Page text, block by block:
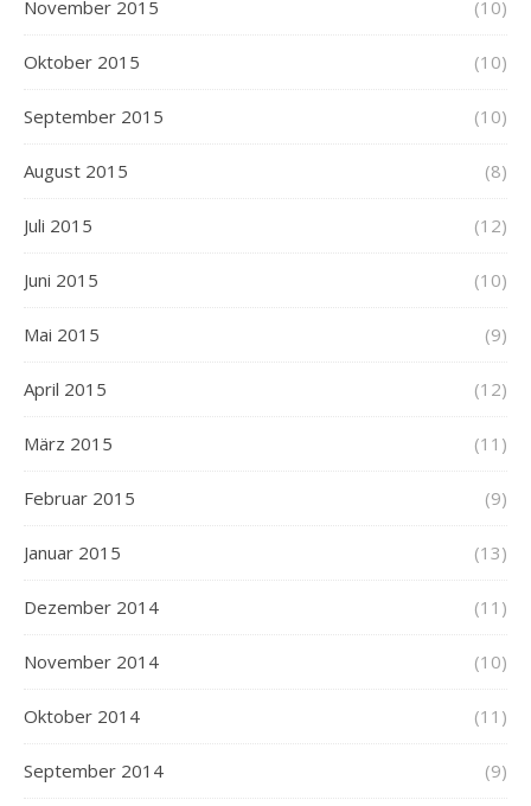
November 2015 (10)
Oktober 2015 (10)
September 2015 (10)
August 2015 (8)
Juli 2015 (12)
Juni 2015 (10)
Mai 2015 (9)
April 2015 (12)
März 2015 (11)
Februar 2015 (9)
Januar 2015 (13)
Dezember 2014 (11)
November 2014 (10)
Oktober 2014 (11)
September 2014 (9)